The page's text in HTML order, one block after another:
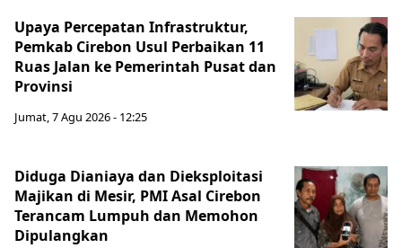
Upaya Percepatan Infrastruktur,
Pemkab Cirebon Usul Perbaikan 11
Ruas Jalan ke Pemerintah Pusat dan
Provinsi
Jumat, 7 Agu 2026 - 12:25
Diduga Dianiaya dan Dieksploitasi
Majikan di Mesir, PMI Asal Cirebon
Terancam Lumpuh dan Memohon
Dipulangkan